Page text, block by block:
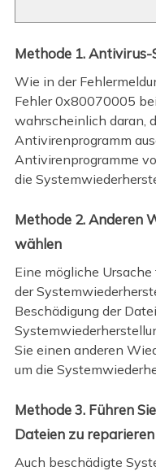
Methode 1.
Wie in der
Fehler 0x80070005
wahrscheinlich daran,
Antivirenprogramm
Antivirenprogramme
die
Methode 2. Anderen
wählen
Eine mögliche
der
Beschädigung der
Sie einen anderen
um die
Methode 3. Führen
Dateien zu reparieren
Auch beschädigte